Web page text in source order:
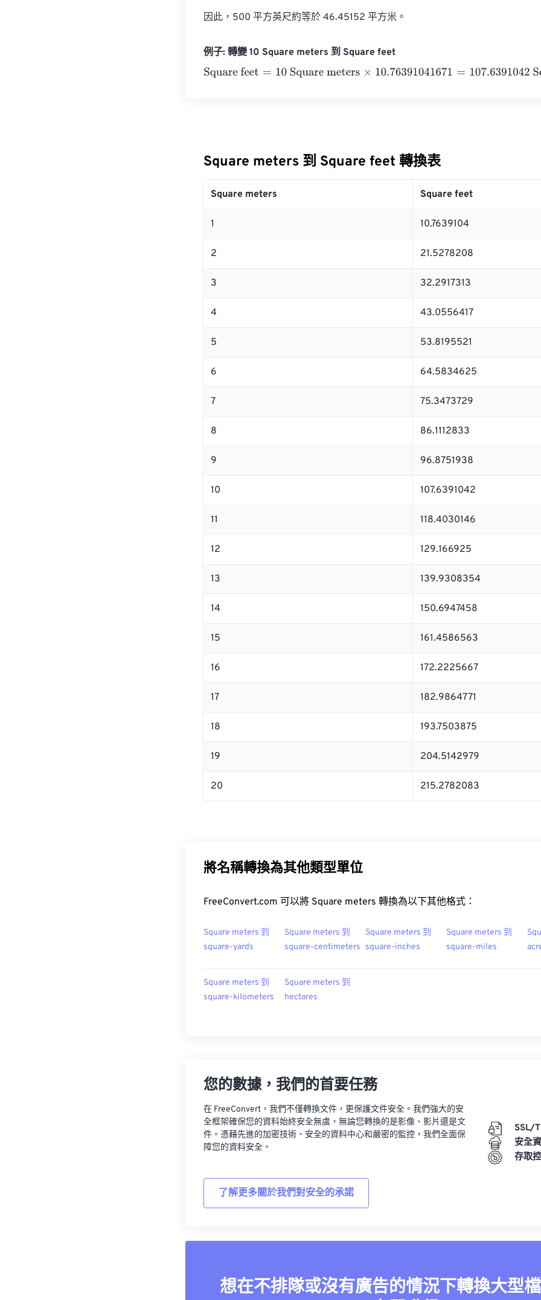
因此，500 平方英尺約等於 46.45152 平方米。
例子: 轉變 10 Square meters 到 Square feet
Square feet= 10 Square meters×10.76391041671=107.6391042 Square feet
Square meters 到 Square feet 轉換表
Square meters Square feet
1 10.7639104
2 21.5278208
3 32.2917313
4 43.0556417
5 53.8195521
6 64.5834625
7 75.3473729
8 86.1112833
9 96.8751938
10 107.6391042
11 118.4030146
12 129.166925
13 139.9308354
14 150.6947458
15 161.4586563
16 172.2225667
17 182.9864771
18 193.7503875
19 204.5142979
20 215.2782083
將名稱轉換為其他類型單位
FreeConvert.com 可以將 Square meters 轉換為以下其他格式：
Square meters 到
square-yards
Square meters 到
square-centimeters
Square meters 到
square-inches
Square meters 到
square-miles
Square meters 到
square-kilometers
Square meters 到
hectares
您的數據，我們的首要任務
在 FreeConvert，我們不僅轉換文件，更保護文件安全。我們強大的安
全框架確保您的資料始終安全無虞，無論您轉換的是影像、影片還是文
件。憑藉先進的加密技術、安全的資料中心和嚴密的監控，我們全面保
障您的資料安全。
了解更多關於我們對安全的承諾
SSL/
安全
存取
想在不排隊或沒有廣告的情況下轉換大型